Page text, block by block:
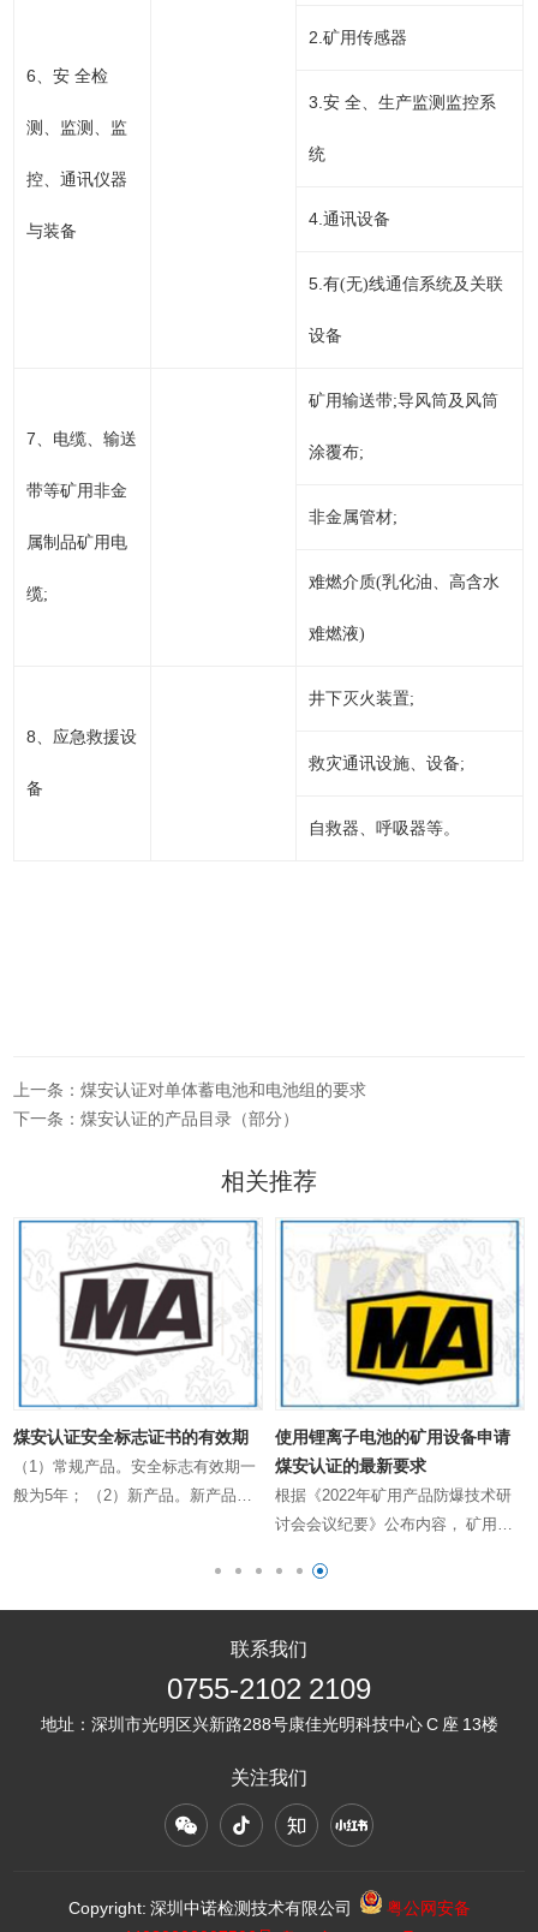
6、安 全检
测、监测、监
控、通讯仪器
与装备
2.矿用传感器
3.安 全、生产监测监控系
统
4.通讯设备
5.有(无)线通信系统及关联
设备
7、电缆、输送
带等矿用非金
属制品矿用电
缆;
矿用输送带;导风筒及风筒
涂覆布;
非金属管材;
难燃介质(乳化油、高含水
难燃液)
8、应急救援设
备
井下灭火装置;
救灾通讯设施、设备;
自救器、呼吸器等。
上一条：煤安认证对单体蓄电池和电池组的要求
下一条：煤安认证的产品目录（部分）
相关推荐
煤安认证安全标志证书的有效期
（1）常规产品。安全标志有效期一
般为5年； （2）新产品。新产品安
术、新工艺、新材料的新产品。安全
标志有效期一般为2年。 （3……
使用锂离子电池的矿用设备申请
煤安认证的最新要求
根据《2022年矿用产品防爆技术研
讨会会议纪要》公布内容， 矿用设
27.锂离子蓄电池使用要求（1）矿用
设备中使用的锂离子蓄电池类型及容
量要求，执行安标相关审核发……
联系我们
0755-2102 2109
地址： 深圳市光明区兴新路288号康佳光明科技中心 C 座 13楼
关注我们
Copyright: 深圳中诺检测技术有限公司
粤公网安备